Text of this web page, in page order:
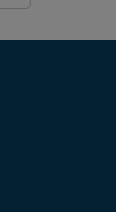
07/2024